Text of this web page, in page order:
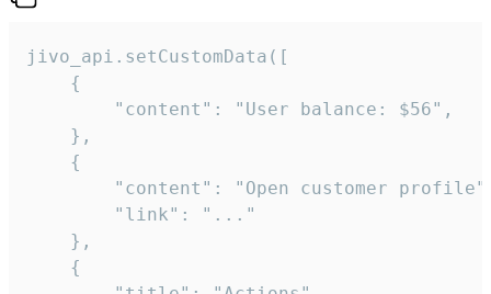
jivo_api.setCustomData([
    {
        "content": "User balance: $56",
    },
    {
"content": "Open customer
        "link": "..."
    },
    {